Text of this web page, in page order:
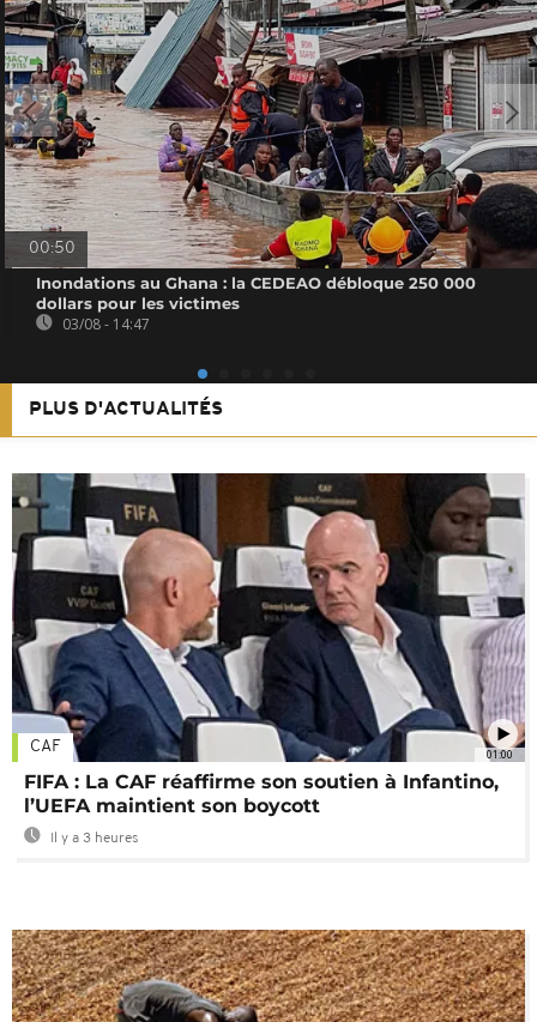
00:50
Inondations au Ghana : la CEDEAO débloque 250 000
dollars pour les victimes
03/08 - 14:47
PLUS D'ACTUALITÉS
01:00
CAF
FIFA : La CAF réaffirme son soutien à Infantino,
l’UEFA maintient son boycott
Il y a 3 heures